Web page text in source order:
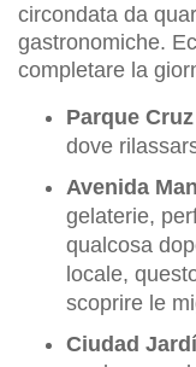
circondata da
gastronomiche.
completare la
Parque
dove
Avenida
gelaterie,
qualcosa
locale,
scoprire le
Ciudad